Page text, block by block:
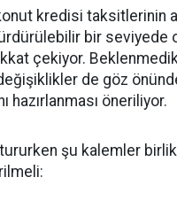
kredisi taksitlerinin
bir seviyede
çekiyor.
de göz
hazırlanması öneriliyor.
şu kalemler